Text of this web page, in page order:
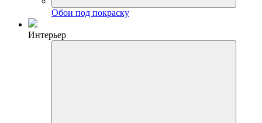
Обои под покраску
Интерьер